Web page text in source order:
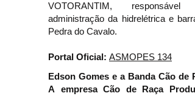
VOTORANTIM, responsável
administração da hidrelétrica e
Pedra do Cavalo.
Portal Oficial: ASMOPES 134
Edson Gomes e a Banda Cão de
A
empresa Cão de Raça